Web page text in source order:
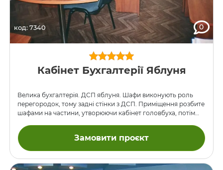
код: 7340 0
Кабінет Бухгалтерії Яблуня
Велика бухгалтерія. ДСП яблуня. Шафи виконують роль
перегородок, тому задні стінки з ДСП. Приміщення розбите
шафами на частини, утворюючи кабінет головбуха, потім
Замовити проєкт